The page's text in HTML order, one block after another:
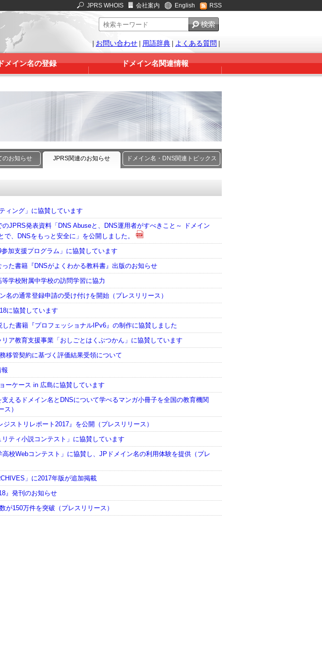
JPRS WHOIS 会社案内 English RSS
| お問い合わせ | 用語辞典 | よくある質問 |
メイン名の登録 ドメイン名関連情報
のお知らせ JPRS関連のお知らせ ドメイン名・DNS関連トピックス
ィング」に協賛しています
のJPRS発表資料「DNS Abuseと、DNS運用者がすべきこと～ ドメイン
で、DNSをもっと安全に」を公開しました。
加支援プログラム」に協賛しています
た書籍『DNSがよくわかる教科書』出版のお知らせ
学校附属中学校の訪問学習に協力
名の通常登録申請の受け付けを開始（プレスリリース）
に協賛しています
た書籍『プロフェッショナルIPv6』の制作に協賛しました
ア教育支援事業「おしごとはくぶつかん」に協賛しています
移管契約に基づく評価結果受領について
報
ーケース in 広島に協賛しています
えるドメイン名とDNSについて学べるマンガ小冊子を全国の教育機関
ス）
ストリレポート2017』を公開（プレスリリース）
ティ小説コンテスト」に協賛しています
校Webコンテスト」に協賛し、JPドメイン名の利用体験を提供（プレ
」に2017年版が追加掲載
』発刊のお知らせ
が150万件を突破（プレスリリース）